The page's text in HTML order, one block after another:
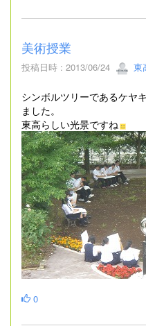
美術授業
投稿日時 : 2013/06/24 東
シンボルツリーであるケヤ
ました。
東高らしい光景ですね
0